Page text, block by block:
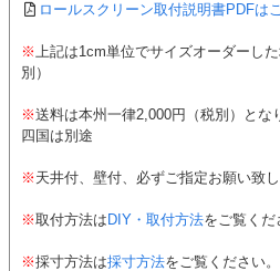
ロールスクリーン取付説明書PDFは
※ 上記は1cm単位でサイズオーダーし
別）
※送料は本州一律2,000円（税別）とな
四国は別途
※ 天井付、壁付、必ずご指定お願い致し
※取付方法はDIY・取付方法をご覧くだ
※採寸方法は採寸方法をご覧ください。